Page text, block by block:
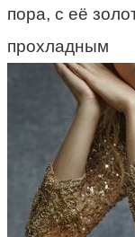
пора, с её
прохладным